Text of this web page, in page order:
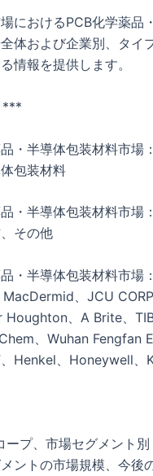
におけるPCB化学薬
体および企業別、タイ
情報を提供します。
***
・半導体包装材料市場
包装材料
・半導体包装材料市場
その他
・半導体包装材料市場
、JCU
、A Brite、
、Wuhan
Henkel、Honeywell、
ープ、市場セグメント
ントの市場規模、今